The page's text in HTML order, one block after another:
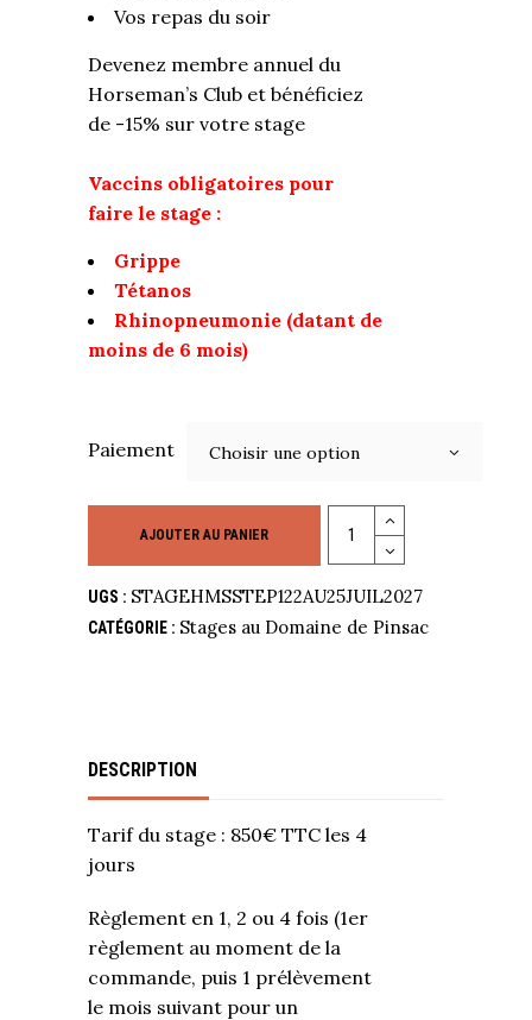
Vos repas du soir
Devenez membre annuel du
Horseman’s Club et bénéficiez
de -15% sur votre stage
Vaccins obligatoires pour
faire le stage :
Grippe
Tétanos
Rhinopneumonie (datant de
moins de 6 mois)
Paiement Choisir une option
Quantity
AJOUTER AU PANIER
UGS : STAGEHMSSTEP122AU25JUIL2027
CATÉGORIE : Stages au Domaine de Pinsac
DESCRIPTION
Tarif du stage : 850€ TTC les 4
jours
Règlement en 1, 2 ou 4 fois (1er
règlement au moment de la
commande, puis 1 prélèvement
le mois suivant pour un